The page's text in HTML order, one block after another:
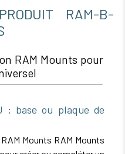
RAM-B-
RAM Mounts pour
: base ou plaque de
Mounts RAM Mounts